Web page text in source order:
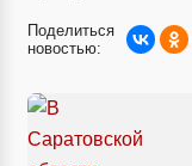
Поделиться
новостью: